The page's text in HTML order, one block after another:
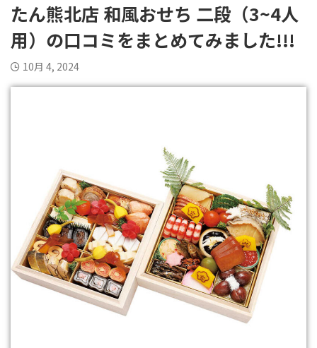
たん熊北店 和風おせち 二段（3~4人
用）の口コミをまとめてみました!!!
10月 4, 2024